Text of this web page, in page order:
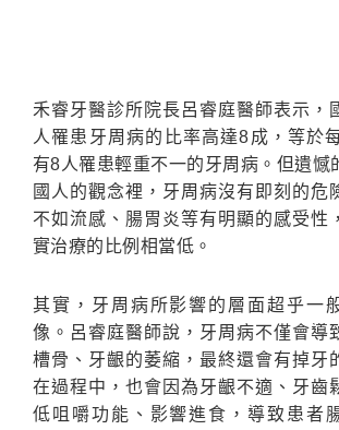
禾睿牙醫診所院長呂睿庭醫師表示，
人罹患牙周病的比率高達8成，等於
有8人罹患輕重不一的牙周病。但遺憾
國人的觀念裡，牙周病沒有即刻的危
不如流感、腸胃炎等有明顯的感受性
實治療的比例相當低。
其實，牙周病所影響的層面超乎一
像。呂睿庭醫師說，牙周病不僅會導
槽骨、牙齦的萎縮，最終還會有掉牙
在過程中，也會因為牙齦不適、牙齒
低咀嚼功能、影響進食，導致患者